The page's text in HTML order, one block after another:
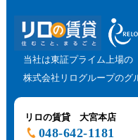
当社は東証プライム上場の
株式会社リログループのグ
リロの賃貸 大宮本店
048-642-1181